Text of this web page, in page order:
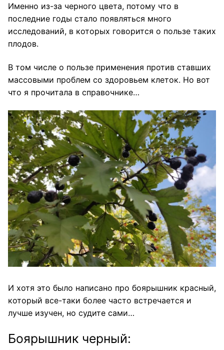
Именно из-за черного цвета, потому что в
последние годы стало появляться много
исследований, в которых говорится о пользе таких
плодов.
В том числе о пользе применения против ставших
массовыми проблем со здоровьем клеток. Но вот
что я прочитала в справочнике…
И хотя это было написано про боярышник красный,
который все-таки более часто встречается и
лучше изучен, но судите сами…
Боярышник черный: